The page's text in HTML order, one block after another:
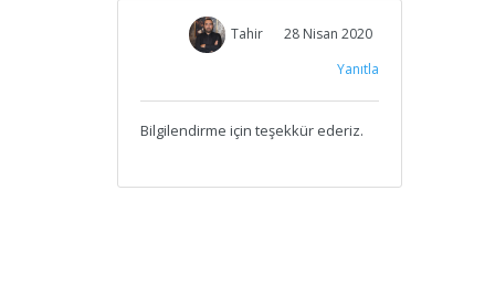
Tahir
28 Nisan 2020
Yanıtla
Bilgilendirme için teşekkür ederiz.